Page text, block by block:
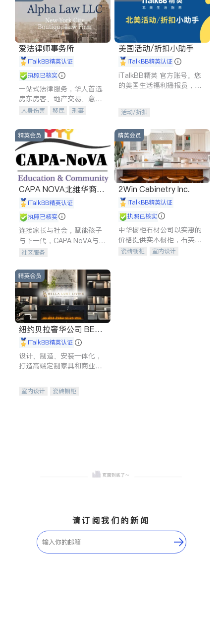
爱法律师事务所
iTalkBB精英认证
执照已核实
一站式法律服务，华人首选.
房东房客、地产交易、意外
伤害、车祸重伤、商业诉
建筑合同、刑事案件全包办
人身伤害 移民
刑事
信托/遗嘱
商业
索赔
律师-其它 保释
美国活动/折扣小助手
iTalkBB精英认证
iTalkBB精英 官方账号。您
的美国生活福利播报员，精
专属福利。
活动/折扣
精英会员
CAPA NOVA北维华裔家
长会iTalkBB精英认证
执照已核实
连接家长与社会，赋能孩子
与下一代，CAPA NoVA与您
携手建设包容、公平、充满
社区服务
精英会员
2Win Cabinetry Inc.
iTalkBB精英认证
执照已核实
中华橱柜石材公司以实惠的
价格提供实木橱柜，石英石
台面，多种优质不锈钢水
瓷砖橱柜
室内设计
精英会员
纽约贝拉奢华公司 BELL
A LUXE
iTalkBB精英认证
设计、制造、安装一体化，
打造高端定制家具和商业空
室内设计
瓷砖橱柜
请订阅我们的新闻